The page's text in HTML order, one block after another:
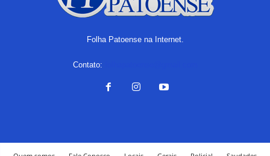
Folha Patoense na Internet.
Contato: